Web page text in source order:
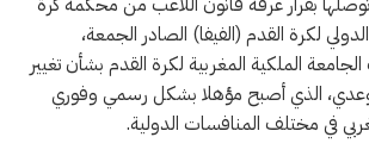
الدولي لكرة القدم (الفيفا) الصادر الجمعة،
الملكية المغربية لكرة القدم بشأن تغيير
الذي أصبح مؤهلا بشكل رسمي وفوري
في مختلف المنافسات الدولية.